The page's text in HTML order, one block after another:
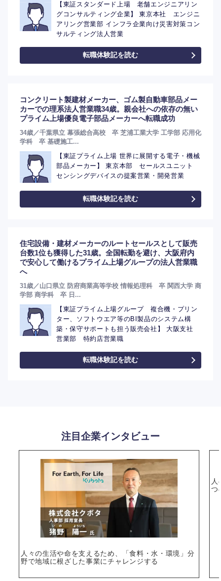
選択する
【東証スタンダード上場 老舗エンジニアリン
グコンサルティング企業】 東京本社 エンジニ
アリング営業部 インフラ企業向け災害対策コン
サルティング法人営業
転職体験記を読む
コンクリート製建材メーカー、ゴム製自動車部品メー
カーでの理系法人営業職34歳。親会社への依存の無い
プライム上場優良電子部品メーカーへ転職成功
34歳／千葉県立 幕張総合高校 卒 芝浦工業大学 工学部 応用化
学科 卒 基礎施工...
【東証プライム上場 世界に展開する電子・機械
部品メーカー】 東京本部 セールスユニット
センシングデバイスの提案営業・開発営業
転職体験記を読む
住宅設備・建材メーカーのルートセールスとして販売
台数1位も獲得した31歳。全国転勤を避け、大阪府内
で安心して働けるプライム上場グループの法人営業職
へ
31歳／山口県立 防府商業高等学校 情報処理科 卒 関西大学 商
学部 商学科 卒 日...
【東証プライム上場グループ 複合機・プリン
ター、ソフトウエア等のBI製品のシステム構
築・保守サポートも担う販売会社】 大阪支社
営業部 特約店営業職
転職体験記を読む
注目企業インタビュー
人々の生活や命を支えるため、「食料・水・環境」分
野で地域に根ざした事業にチャレンジする
人
つ